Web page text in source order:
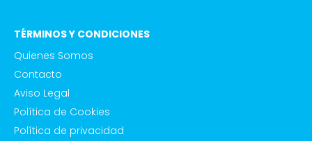
TÉRMINOS Y CONDICIONES
Quienes Somos
Contacto
Aviso Legal
Política de Cookies
Política de privacidad